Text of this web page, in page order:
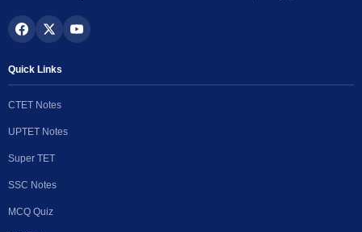
Quick Links
CTET Notes
UPTET Notes
Super TET
SSC Notes
MCQ Quiz